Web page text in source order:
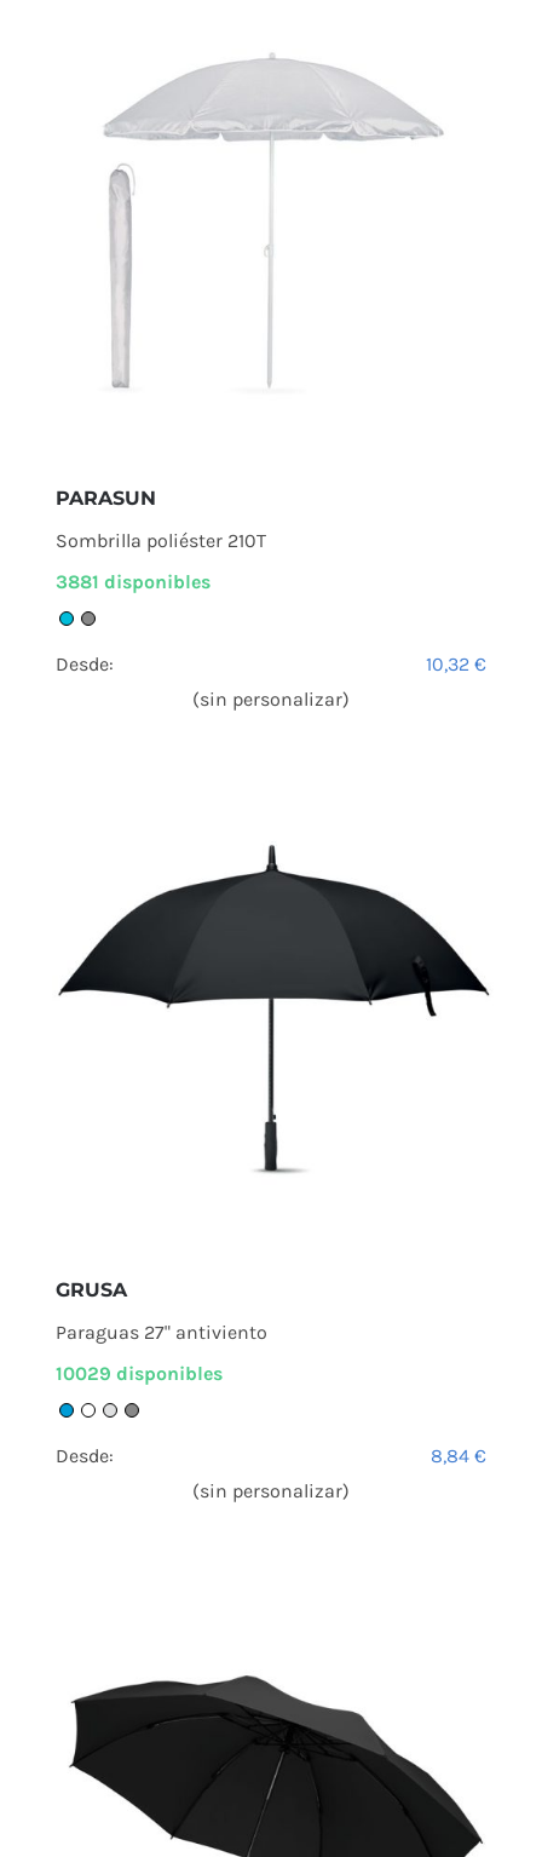
PARASUN
Sombrilla poliéster 210T
3881 disponibles
Desde: 10,32€
(sin personalizar)
GRUSA
Paraguas 27" antiviento
10029 disponibles
Desde: 8,84€
(sin personalizar)